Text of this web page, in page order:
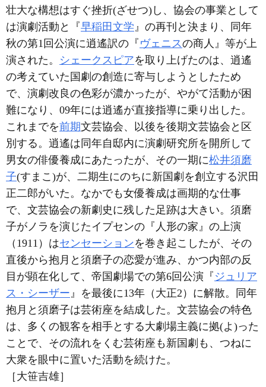
壮大な構想はすぐ挫折(ざせつ)し、協会の事業として
は演劇活動と『早稲田文学』の再刊と決まり、同年
秋の第1回公演に逍遙訳の『 ヴェニスの商人』等が上
演された。 シェークスピアを取り上げたのは、逍遙
の考えていた国劇の創造に寄与しようとしたため
で、演劇改良の色彩が濃かったが、やがて活動が困
難になり、09年には逍遙が直接指導に乗り出した。
これまでを前期文芸協会、以後を後期文芸協会と区
別する。逍遙は同年自邸内に演劇研究所を開所して
男女の俳優養成にあたったが、その一期に松井須磨
子(すまこ)が、二期生にのちに新国劇を創立する沢田
正二郎がいた。なかでも女優養成は画期的な仕事
で、文芸協会の新劇史に残した足跡は大きい。須磨
子がノラを演じたイプセンの『人形の家』の上演
（1911）はセンセーションを巻き起こしたが、その
直後から抱月と須磨子の恋愛が進み、かつ内部の反
目が顕在化して、帝国劇場での第6回公演『 ジュリア
ス・シーザー』を最後に13年（大正2）に解散。同年
抱月と須磨子は芸術座を結成した。文芸協会の特色
は、多くの観客を相手とする大劇場主義に拠(よ)った
ことで、その流れをくむ芸術座も新国劇も、つねに
大衆を眼中に置いた活動を続けた。
［大笹吉雄］